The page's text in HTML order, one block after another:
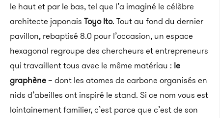
le haut et par le bas, tel que l’a imaginé le célèbre
architecte japonais Toyo Ito. Tout au fond du dernier
pavillon, rebaptisé 8.0 pour l’occasion, un espace
hexagonal regroupe des chercheurs et entrepreneurs
qui travaillent tous avec le même matériau : le
graphène– dont les atomes de carbone organisés en
nids d’abeilles ont inspiré le stand. Si ce nom vous est
lointainement familier, c’est parce que c’est de son